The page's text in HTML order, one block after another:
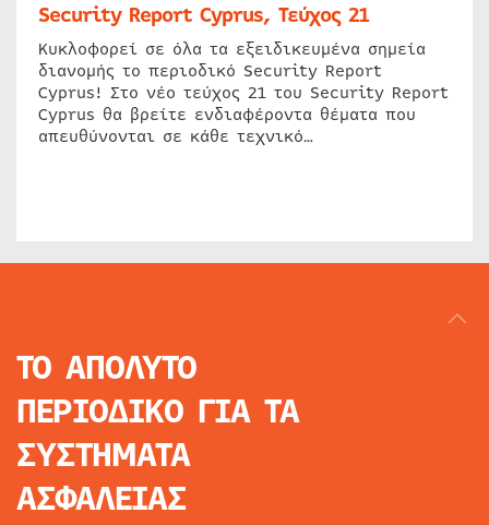
Security Report Cyprus, Τεύχος 21
Κυκλοφορεί σε όλα τα εξειδικευμένα σημεία
διανομής το περιοδικό Security Report
Cyprus! Στο νέο τεύχος 21 του Security Report
Cyprus θα βρείτε ενδιαφέροντα θέματα που
απευθύνονται σε κάθε τεχνικό…
ΤΟ ΑΠΟΛΥΤΟ
ΠΕΡΙΟΔΙΚΟ ΓΙΑ ΤΑ
ΣΥΣΤΗΜΑΤΑ
ΑΣΦΑΛΕΙΑΣ